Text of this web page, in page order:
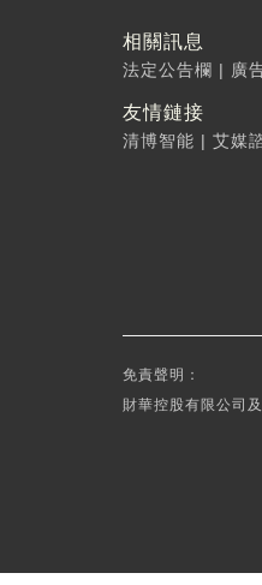
相關訊息
法定公告欄 | 廣
友情鏈接
清博智能 | 艾媒
免責聲明：
財華控股有限公司